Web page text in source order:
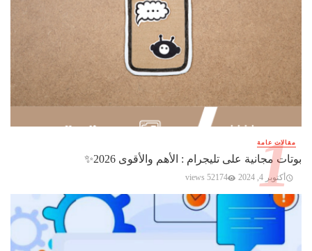
مقالات عامة
بوتات مجانية على تليجرام : الأهم والأقوى 2026✨️
أكتوبر 4, 2024 52174 views